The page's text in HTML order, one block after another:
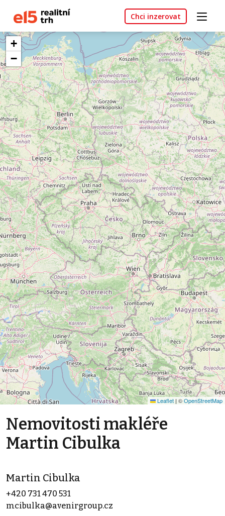
Chci inzerovat
+
−
Leaflet | ©OpenStreetMap
Nemovitosti makléře
Martin Cibulka
Martin Cibulka
+420 731 470 531
mcibulka@avenirgroup.cz